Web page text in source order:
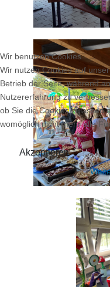
Wir benutzen Cookies
Wir nutzen Cookies auf
Betrieb der Seite, während
Nutzererfahrung zu
ob Sie die Cookies zulassen
womöglich nicht mehr alle
Akzeptieren